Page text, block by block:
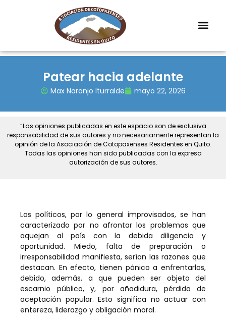
Patear hacia adelante
Max Naranjo Iturralde mayo 22, 2026
“Las opiniones publicadas en este espacio son de exclusiva
responsabilidad de sus autores y no necesariamente representan la
opinión de la Asociación de Cotopaxenses Residentes en Quito.
Todas las opiniones han sido publicadas con la expresa
autorización de sus autores.
Los políticos, por lo general improvisados, se han
caracterizado por no afrontar los problemas que
aquejan al país con la debida diligencia y
oportunidad. Miedo, falta de preparación o
irresponsabilidad manifiesta, serían las razones que
destacan. En efecto, tienen pánico a enfrentarlos,
debido, además, a que pueden ser objeto del
escarnio público, y, por añadidura, pérdida de
aceptación popular. Esto significa no actuar con
entereza, liderazgo y obligación moral.